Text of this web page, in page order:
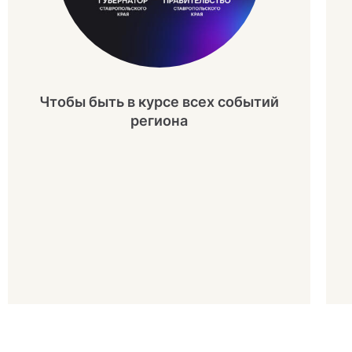
Чтобы быть в курсе всех событий
региона